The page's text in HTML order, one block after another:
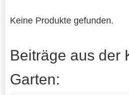
Keine Produkte gefunden.
Beiträge aus der
Garten: